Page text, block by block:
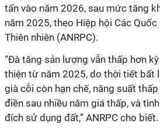
tấn vào năm 2026, sau mức tăng
năm 2025, theo Hiệp hội Các Quốc
Thiên nhiên (ANRPC).
“Đà tăng sản lượng vẫn thấp hơn
thiện từ năm 2025, do thời tiết bất
già cỗi còn hạn chế, năng suất
điền sau nhiều năm giá thấp, và
đích sử dụng đất,” ANRPC cho biết.